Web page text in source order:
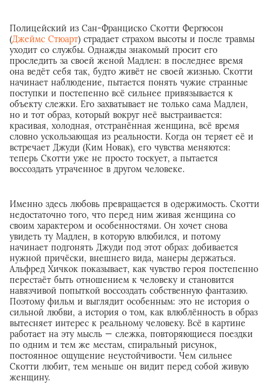
Полицейский из Сан-Франциско Скотти Фергюсон
(Джеймс Стюарт) страдает страхом высоты и после травмы
уходит со службы. Однажды знакомый просит его
проследить за своей женой Мадлен: в последнее время
она ведёт себя так, будто живёт не своей жизнью. Скотти
начинает наблюдение, пытается понять чужие странные
поступки и постепенно всё сильнее привязывается к
объекту слежки. Его захватывает не только сама Мадлен,
но и тот образ, который вокруг неё выстраивается:
красивая, холодная, отстранённая женщина, всё время
словно ускользающая из реальности. Когда он теряет её и
встречает Джуди (Ким Новак), его чувства меняются:
теперь Скотти уже не просто тоскует, а пытается
воссоздать утраченное в другом человеке.
Именно здесь любовь превращается в одержимость. Скотти
недостаточно того, что перед ним живая женщина со
своим характером и особенностями. Он хочет снова
увидеть ту Мадлен, в которую влюбился, и потому
начинает подгонять Джуди под этот образ: добивается
нужной причёски, внешнего вида, манеры держаться.
Альфред Хичкок показывает, как чувство героя постепенно
перестаёт быть отношением к человеку и становится
навязчивой попыткой воссоздать собственную фантазию.
Поэтому фильм и выглядит особенным: это не история о
сильной любви, а история о том, как влюблённость в образ
вытесняет интерес к реальному человеку. Всё в картине
работает на эту мысль — слежка, повторяющиеся поездки
по одним и тем же местам, спиральный рисунок,
постоянное ощущение неустойчивости. Чем сильнее
Скотти любит, тем меньше он видит перед собой живую
женщину.